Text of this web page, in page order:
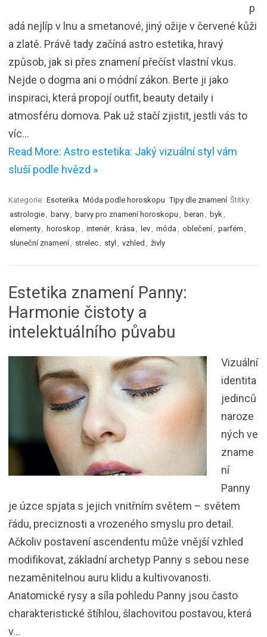
p
adá nejlíp v lnu a smetanové, jiný ožije v červené kůži
a zlatě. Právě tady začíná astro estetika, hravý
způsob, jak si přes znamení přečíst vlastní vkus.
Nejde o dogma ani o módní zákon. Berte ji jako
inspiraci, která propojí outfit, beauty detaily i
atmosféru domova. Pak už stačí zjistit, jestli vás to
víc…
Read More: Astro estetika: Jaký vizuální styl vám
sluší podle hvězd »
Kategorie: Esoterika Móda podle horoskopu Tipy dle znamení Štítky:
astrologie
barvy barvy pro znamení horoskopu beran byk
elementy
horoskop interiér krása lev móda oblečení parfém
sluneční znamení
strelec styl vzhled živly
Estetika znamení Panny:
Harmonie čistoty a
intelektuálního půvabu
Vizuální
identita
jedinců
naroze
ných ve
zname
ní
Panny
je úzce spjata s jejich vnitřním světem – světem
řádu, preciznosti a vrozeného smyslu pro detail.
Ačkoliv postavení ascendentu může vnější vzhled
modifikovat, základní archetyp Panny s sebou nese
nezaměnitelnou auru klidu a kultivovanosti.
Anatomické rysy a síla pohledu Panny jsou často
charakteristické štíhlou, šlachovitou postavou, která
v…